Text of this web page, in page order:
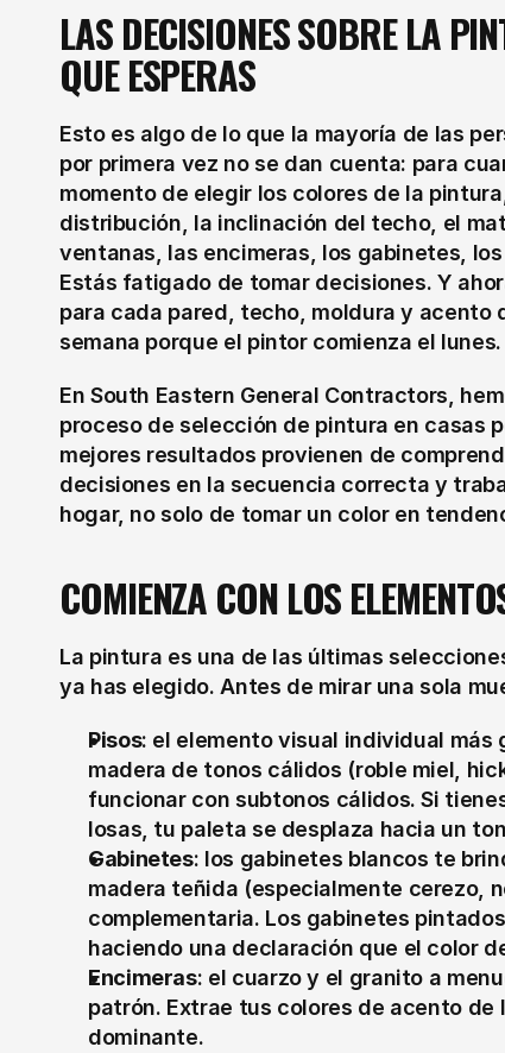
LAS DECISIONES SOBRE LA
QUE ESPERAS
Esto es algo de lo que la mayoría de las
por primera vez no se dan cuenta: para
momento de elegir los colores de la
distribución, la inclinación del techo, el
ventanas, las encimeras, los gabinetes,
Estás fatigado de tomar decisiones. Y
para cada pared, techo, moldura y
semana porque el pintor comienza el lunes.
En South Eastern General Contractors,
proceso de selección de pintura en casas
mejores resultados provienen de
decisiones en la secuencia correcta y
hogar, no solo de tomar un color en
COMIENZA CON LOS
La pintura es una de las últimas
ya has elegido. Antes de mirar una sola
Pisos: el elemento visual individual más
madera de tonos cálidos (roble miel,
funcionar con subtonos cálidos. Si
losas, tu paleta se desplaza hacia un
Gabinetes: los gabinetes blancos te
madera teñida (especialmente cerezo,
complementaria. Los gabinetes
haciendo una declaración que el color
Encimeras: el cuarzo y el granito a
patrón. Extrae tus colores de acento
dominante.